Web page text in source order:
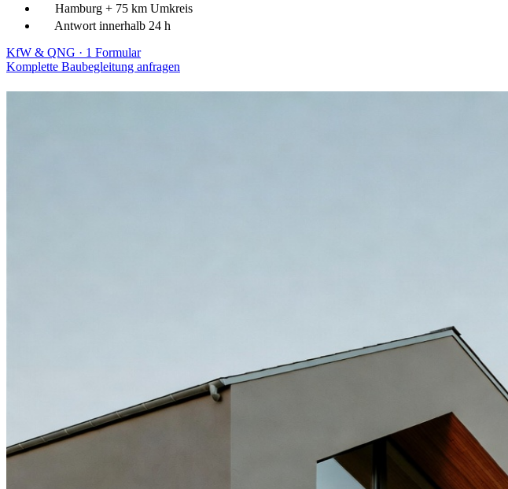
Hamburg + 75 km Umkreis
Antwort innerhalb 24 h
KfW & QNG · 1 Formular
Komplette Baubegleitung anfragen